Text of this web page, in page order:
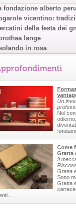
fondazione alberto
vicentino:
della festa dei
lange
in rosa
Un
Nel
Come
Gratta
Il
Gratta
Sono
Gratta